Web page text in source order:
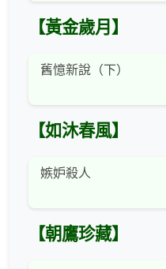
【黃金歲月】
舊憶新說（下）
【如沐春風】
嫉妒殺人
【朝鷹珍藏】